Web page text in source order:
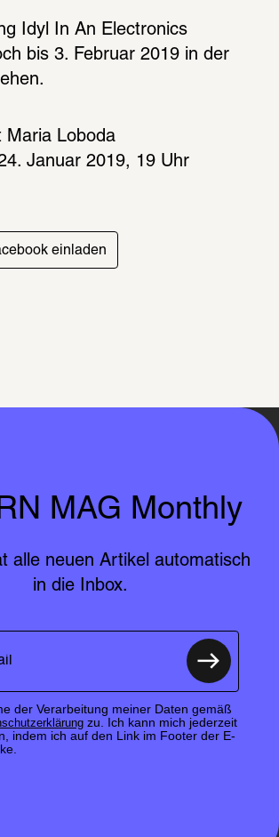
Idyl In An Elec­tro­nics
bis 3. Februar 2019 in der
Maria Loboda
Januar 2019, 19 Uhr
einladen
MAG Monthly
alle neuen Artikel automatisch
in die Inbox.
der Verarbeitung meiner Daten gemäß
zu. Ich kann mich jederzeit
indem ich auf den Link im Footer der E-